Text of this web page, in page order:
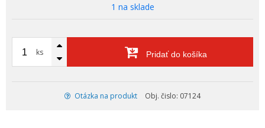
1 na sklade
ks Pridať do košíka
Otázka na produkt Obj. čislo: 07124